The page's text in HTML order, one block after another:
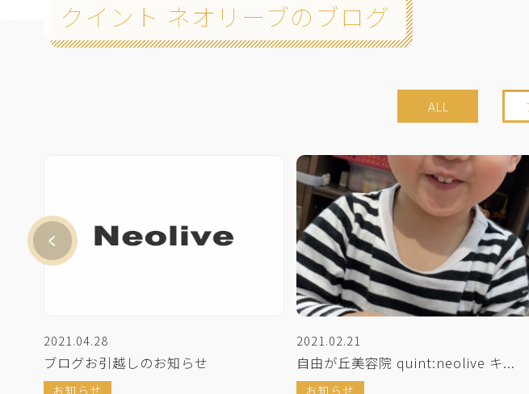
クイント ネオリーブのブログ
ALL
2021.04.28
ブログお引越しのお知らせ
お知らせ
2021.02.21
自由が丘美容院 quint:neolive キ...
お知らせ